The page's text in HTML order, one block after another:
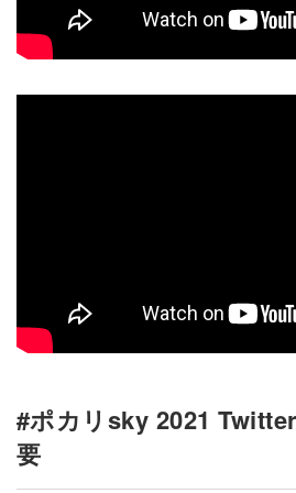
#ポカリsky 2021
要